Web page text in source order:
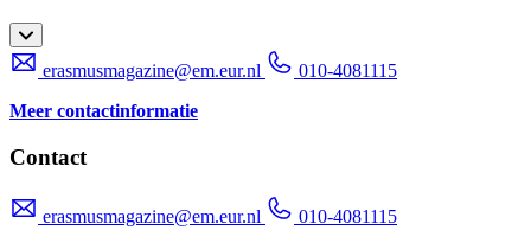
erasmusmagazine@em.eur.nl
010-4081115
Meer contactinformatie
Contact
erasmusmagazine@em.eur.nl
010-4081115